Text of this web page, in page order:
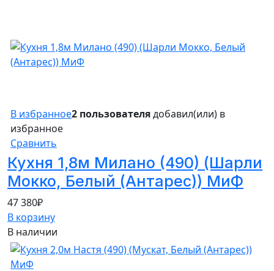
В избранное2 пользователядобавил(или) в
избранное
Сравнить
Кухня 1,8м Милано (490) (Шарли
Мокко, Белый (Антарес)) МиФ
47 380₽
В корзину
В наличии